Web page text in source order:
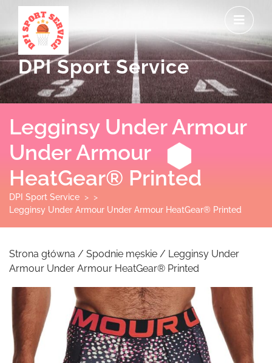
content
DPI Sport Service
Legginsy Under Armour
Under Armour
HeatGear® Printed
DPI Sport Service > >
Legginsy Under Armour Under Armour HeatGear® Printed
Strona główna / Spodnie męskie / Legginsy Under
Armour Under Armour HeatGear® Printed